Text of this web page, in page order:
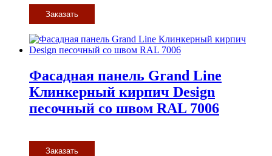
Заказать
Фасадная панель Grand Line
Клинкерный кирпич Design
песочный со швом RAL 7006
Заказать